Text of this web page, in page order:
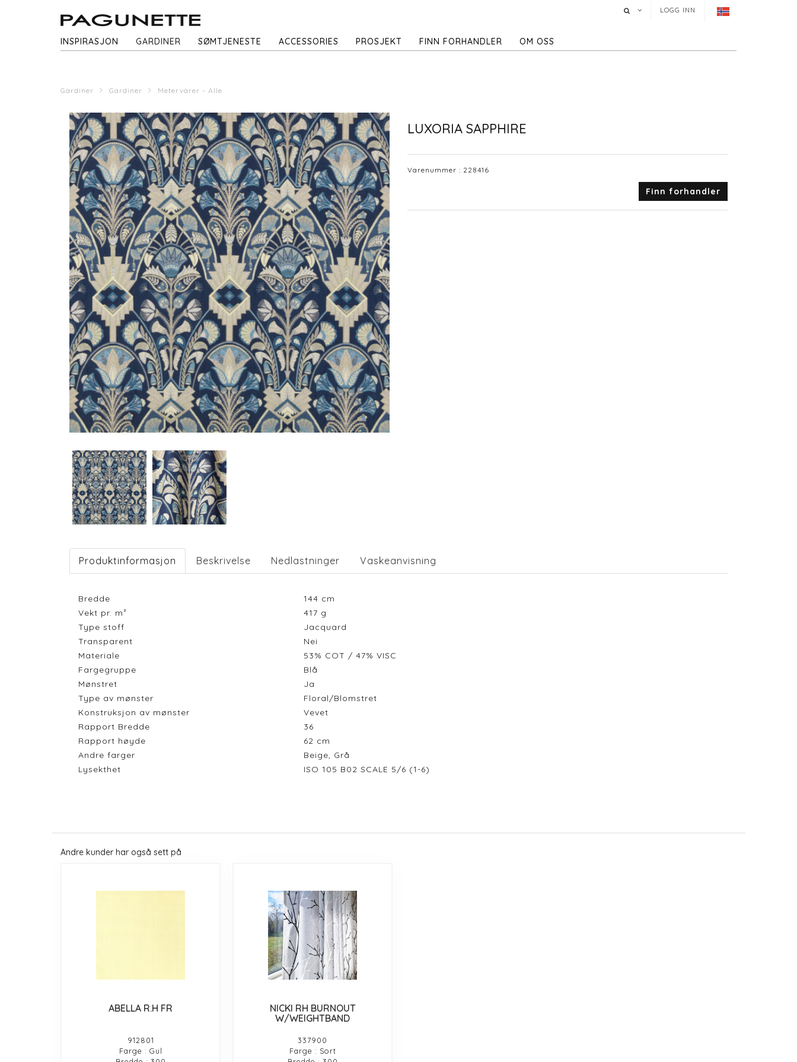
LOGG INN
INSPIRASJON GARDINER SØMTJENESTE ACCESSORIES PROSJEKT FINN FORHANDLER OM OSS
Gardiner Gardiner Metervarer - Alle
LUXORIA SAPPHIRE
Varenummer : 228416
Finn forhandler
Produktinformasjon Beskrivelse Nedlastninger Vaskeanvisning
Bredde 144 cm
Vekt pr. m²
417 g
Type stoff
Jacquard
Transparent
Nei
Materiale
53% COT / 47% VISC
Fargegruppe
Blå
Mønstret
Ja
Type av mønster
Floral/Blomstret
Konstruksjon av mønster
Vevet
Rapport Bredde
36
Rapport høyde
62 cm
Andre farger
Beige, Grå
Lysekthet
ISO 105 B02 SCALE 5/6 (1-6)
Andre kunder har også sett på
ABELLA R.H FR
912801
Farge : Gul
NICKI RH BURNOUT
W/WEIGHTBAND
337900
Farge : Sort